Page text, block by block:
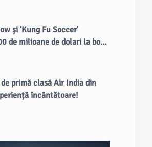
și 'Kung Fu Soccer'
de milioane de dolari la box
primă clasă Air India din
încântătoare!